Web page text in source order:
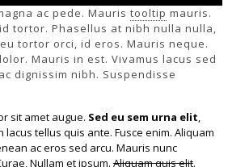
ac pede. Mauris tooltip mauris.
tortor. Phasellus at nibh nulla nulla,
tortor orci, id eros. Mauris neque.
Mauris in est. Vivamus lacus sed
dignissim nibh. Suspendisse
sit amet augue. Sed eu sem urna elit,
lacus tellus quis ante. Fusce enim. Aliquam
ac eros sed arcu. Mauris nunc
Nullam et ipsum.Aliquam quis elit.